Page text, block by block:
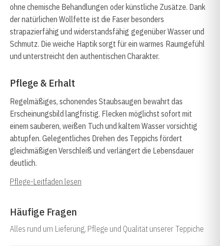
ohne chemische Behandlungen oder künstliche Zusätze. Dank
der natürlichen Wollfette ist die Faser besonders
strapazierfähig und widerstandsfähig gegenüber Wasser und
Schmutz. Die weiche Haptik sorgt für ein warmes Raumgefühl
und unterstreicht den authentischen Charakter.
Pflege & Erhalt
Regelmäßiges, schonendes Staubsaugen bewahrt das
Erscheinungsbild langfristig. Flecken möglichst sofort mit
einem sauberen, weißen Tuch und kaltem Wasser vorsichtig
abtupfen. Gelegentliches Drehen des Teppichs fördert
gleichmäßigen Verschleiß und verlängert die Lebensdauer
deutlich.
Pflege-Leitfaden lesen
Häufige Fragen
Alles rund um Lieferung, Pflege und Qualität unserer Teppiche